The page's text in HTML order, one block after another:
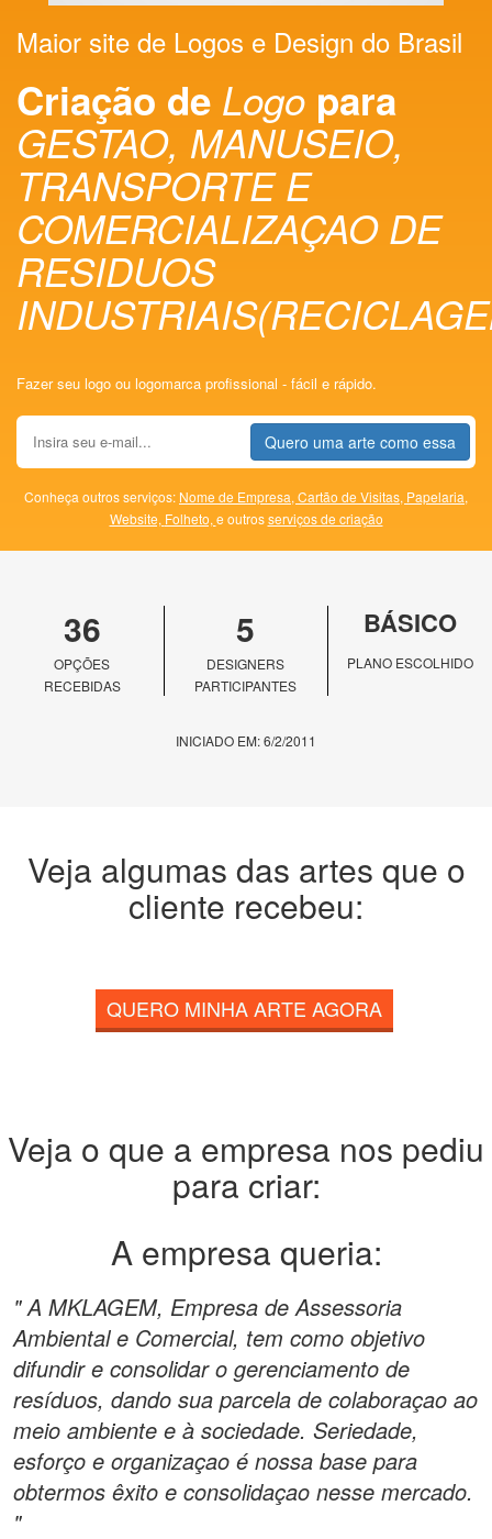
Maior site de Logos e Design do Brasil
Criação de Logo para
GESTAO, MANUSEIO,
TRANSPORTE E
COMERCIALIZAÇAO DE
RESIDUOS
Fazer seu logo ou logomarca profissional - fácil e rápido.
Quero uma arte como essa
Conheça outros serviços: Nome de Empresa, Cartão de Visitas, Papelaria,
Website, Folheto, e outrosserviços de criação
36
OPÇÕES
RECEBIDAS
5
DESIGNERS
PARTICIPANTES
BÁSICO
PLANO ESCOLHIDO
INICIADO EM: 6/2/2011
Veja algumas das artes que o
cliente recebeu:
QUERO MINHA ARTE AGORA
Veja o que a empresa nos pediu
para criar:
A empresa queria:
" A MKLAGEM, Empresa de Assessoria
Ambiental e Comercial, tem como objetivo
difundir e consolidar o gerenciamento de
resíduos, dando sua parcela de colaboraçao ao
meio ambiente e à sociedade. Seriedade,
esforço e organizaçao é nossa base para
obtermos êxito e consolidaçao nesse mercado.
"